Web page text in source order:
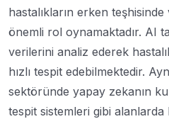
hastalıkların erken teşhisinde
önemli rol oynamaktadır. AI
verilerini analiz ederek
hızlı tespit edebilmektedir.
sektöründe yapay zekanın
tespit sistemleri gibi